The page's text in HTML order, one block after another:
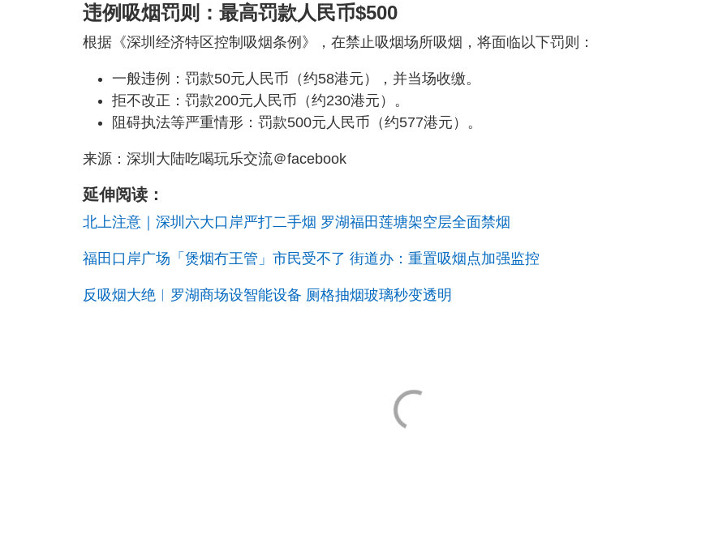
违例吸烟罚则：最高罚款人民币$500
根据《深圳经济特区控制吸烟条例》，在禁止吸烟场所吸烟，将面临以下罚则：
一般违例：罚款50元人民币（约58港元），并当场收缴。
拒不改正：罚款200元人民币（约230港元）。
阻碍执法等严重情形：罚款500元人民币（约577港元）。
来源：深圳大陆吃喝玩乐交流＠facebook
延伸阅读：
北上注意｜深圳六大口岸严打二手烟 罗湖福田莲塘架空层全面禁烟
福田口岸广场「煲烟冇王管」市民受不了 街道办：重置吸烟点加强监控
反吸烟大绝︱罗湖商场设智能设备 厕格抽烟玻璃秒变透明